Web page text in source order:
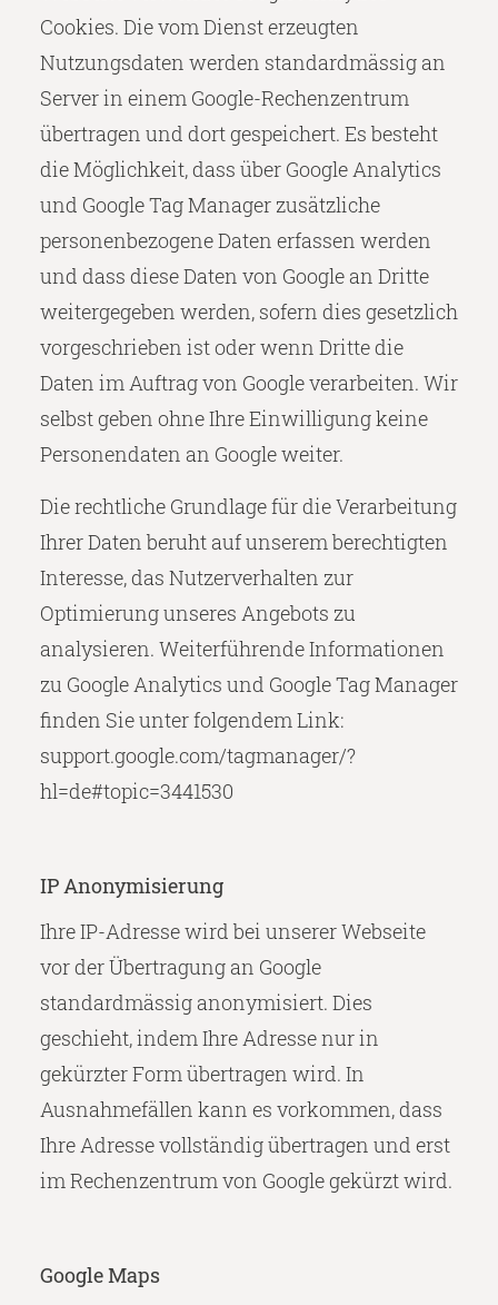
Cookies. Die vom Dienst erzeugten
Nutzungsdaten werden standardmässig an
Server in einem Google-Rechenzentrum
übertragen und dort gespeichert. Es besteht
die Möglichkeit, dass über Google Analytics
und Google Tag Manager zusätzliche
personenbezogene Daten erfassen werden
und dass diese Daten von Google an Dritte
weitergegeben werden, sofern dies gesetzlich
vorgeschrieben ist oder wenn Dritte die
Daten im Auftrag von Google verarbeiten. Wir
selbst geben ohne Ihre Einwilligung keine
Personendaten an Google weiter.
Die rechtliche Grundlage für die Verarbeitung
Ihrer Daten beruht auf unserem berechtigten
Interesse, das Nutzerverhalten zur
Optimierung unseres Angebots zu
analysieren. Weiterführende Informationen
zu Google Analytics und Google Tag Manager
finden Sie unter folgendem Link:
support.google.com/tagmanager/?
hl=de#topic=3441530
IP Anonymisierung
Ihre IP-Adresse wird bei unserer Webseite
vor der Übertragung an Google
standardmässig anonymisiert. Dies
geschieht, indem Ihre Adresse nur in
gekürzter Form übertragen wird. In
Ausnahmefällen kann es vorkommen, dass
Ihre Adresse vollständig übertragen und erst
im Rechenzentrum von Google gekürzt wird.
Google Maps